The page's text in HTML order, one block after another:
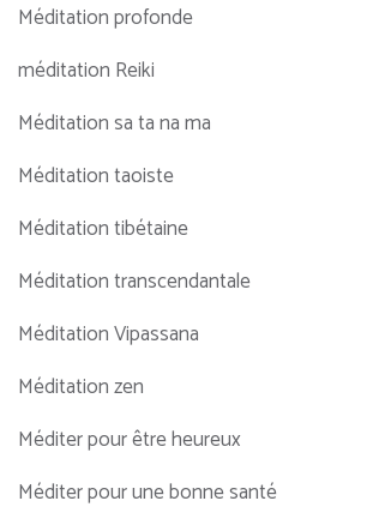
Méditation profonde
méditation Reiki
Méditation sa ta na ma
Méditation taoiste
Méditation tibétaine
Méditation transcendantale
Méditation Vipassana
Méditation zen
Méditer pour être heureux
Méditer pour une bonne santé